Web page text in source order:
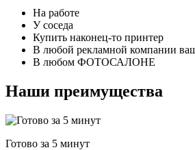
На работе
У соседа
Купить наконец-то принтер
В любой рекламной компании
В любом ФОТОСАЛОНЕ
Наши преимущества
Готово за 5 минут